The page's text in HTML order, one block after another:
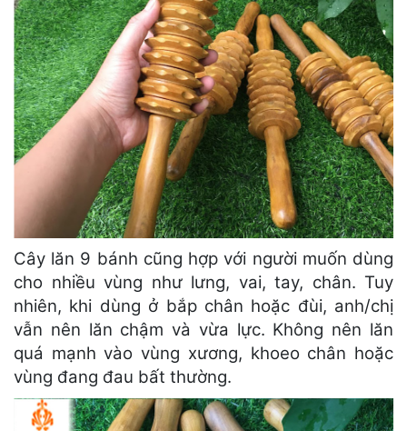
Cây lăn 9 bánh cũng hợp với người muốn dùng
cho nhiều vùng như lưng, vai, tay, chân. Tuy
nhiên, khi dùng ở bắp chân hoặc đùi, anh/chị
vẫn nên lăn chậm và vừa lực. Không nên lăn
quá mạnh vào vùng xương, khoeo chân hoặc
vùng đang đau bất thường.